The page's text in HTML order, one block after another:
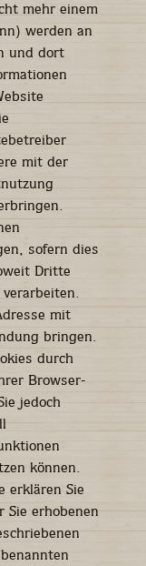
mehr einem
werden an
und dort
mit der
sofern dies
Dritte
mit
bringen.
durch
Browser-
jedoch
können.
erklären Sie
erhobenen